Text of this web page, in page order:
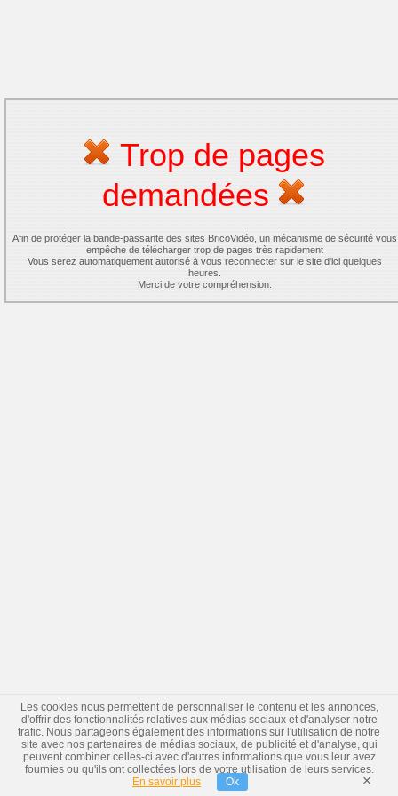
Trop de pages
demandées
Afin de protéger la bande-passante des sites BricoVidéo, un mécanisme de sécurité vous
empêche de télécharger trop de pages très rapidement
Vous serez automatiquement autorisé à vous reconnecter sur le site d'ici quelques
heures.
Merci de votre compréhension.
Les cookies nous permettent de personnaliser le contenu et les annonces,
d'offrir des fonctionnalités relatives aux médias sociaux et d'analyser notre
trafic. Nous partageons également des informations sur l'utilisation de notre
site avec nos partenaires de médias sociaux, de publicité et d'analyse, qui
peuvent combiner celles-ci avec d'autres informations que vous leur avez
fournies ou qu'ils ont collectées lors de votre utilisation de leurs services.
En savoir plus
Ok ×